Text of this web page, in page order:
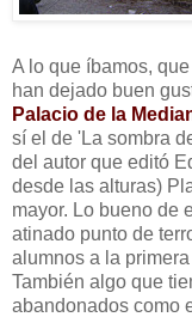
A lo que íbamos,
han dejado buen
Palacio de la
sí el de 'La sombra
del autor que editó
desde las alturas)
mayor. Lo bueno de
atinado punto de
alumnos a la primera
También algo que
abandonados como